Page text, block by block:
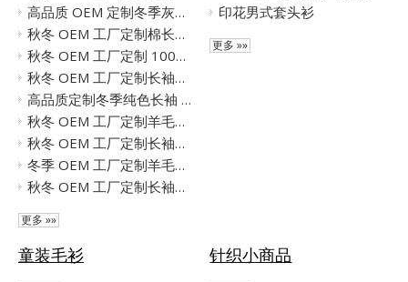
高品质 OEM 定制冬季灰色长袖女式针织毛衣开衫
秋冬 OEM 工厂定制棉长袖女式短套头针织毛衣
秋冬 OEM 工厂定制 100% 羊毛宽松女式针织毛衣裤
秋冬 OEM 工厂定制长袖女士套头针织毛衣
高品质定制冬季纯色长袖 100% 羊毛女式针织毛衣开衫
秋冬 OEM 工厂定制羊毛长袖女套头衫针织提花毛衣
秋冬 OEM 工厂定制长袖高领羊绒混纺女士套头针织毛衣
冬季 OEM 工厂定制羊毛长袖高领黑色女式套头针织毛衣
秋冬 OEM 工厂定制长袖灰色 100% 羊绒女式套头针织毛衣
更多 »»
印花男式套头衫
更多 »»
童装毛衫 针织小商品